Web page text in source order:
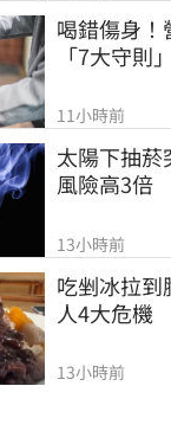
喝錯傷身
「7大守則」
11小時前
太陽下抽
風險高3倍
13小時前
吃剉冰拉
人4大危機
13小時前